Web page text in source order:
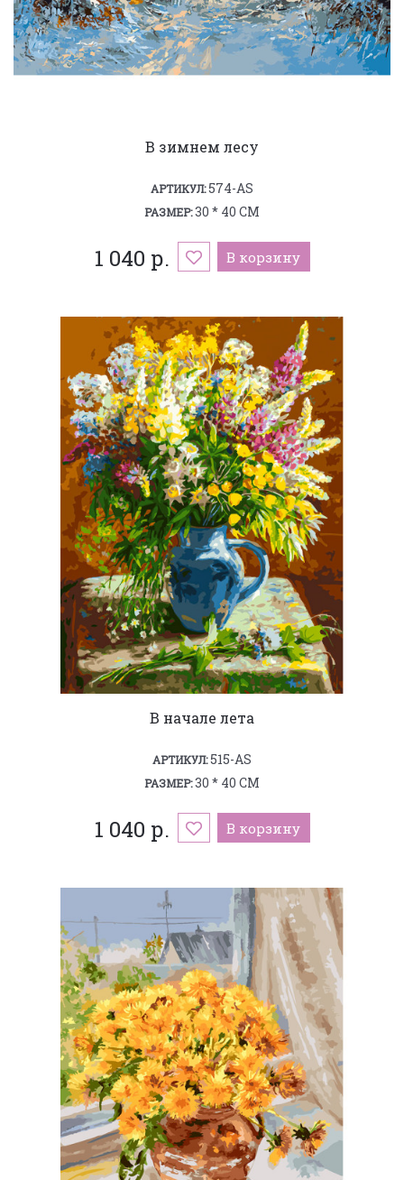
В зимнем лесу
АРТИКУЛ:574-AS
РАЗМЕР:30 * 40 СМ
1 040 р. В корзину
В начале лета
АРТИКУЛ:515-AS
РАЗМЕР:30 * 40 СМ
1 040 р. В корзину